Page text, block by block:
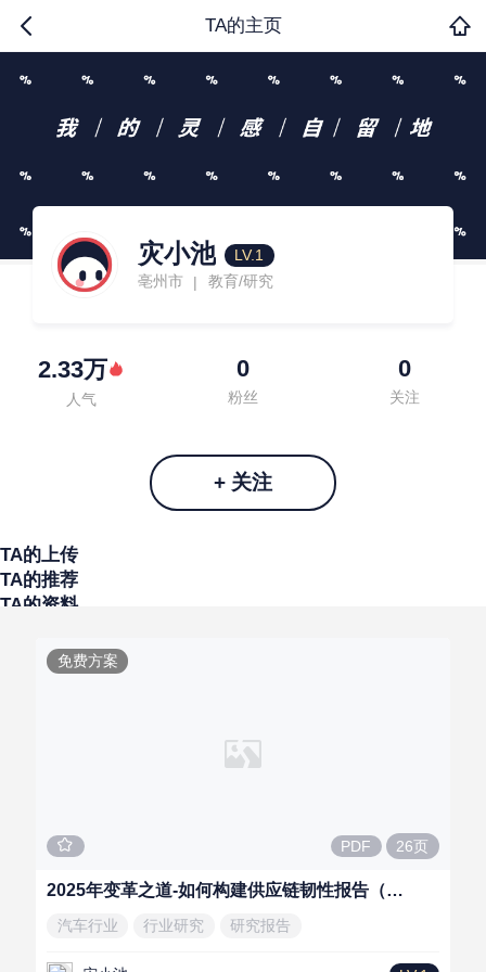
TA的主页
灾小池
LV.1
亳州市
| 教育/研究
2.33万
人气
0
粉丝
0
关注
+ 关注
TA的上传
TA的推荐
TA的资料
免费方案
PDF 26页
2025年变革之道-如何构建供应链韧性报告（汽车行业）
汽车行业 行业研究 研究报告